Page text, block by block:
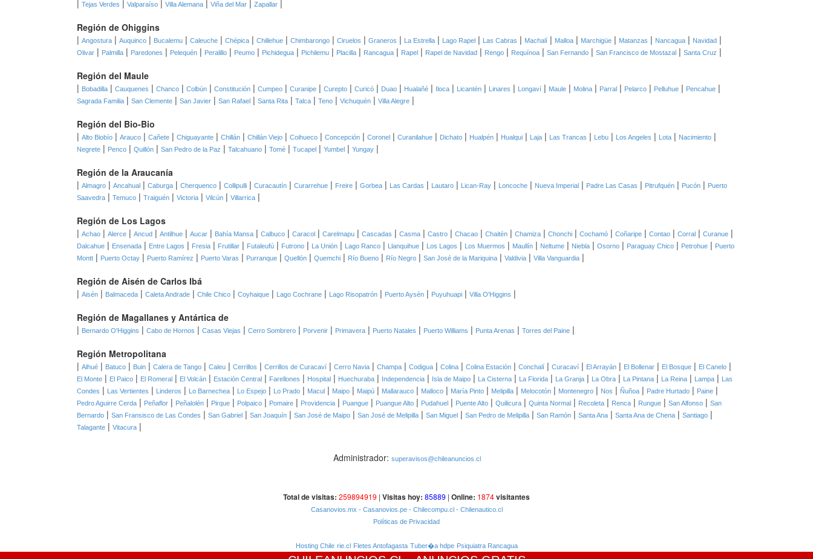
| Tejas Verdes | Valparaíso | Villa Alemana | Viña del Mar | Zapallar |
Región de Ohiggins
| Angostura | Auquinco | Bucalemu | Caleuche | Chépica | Chillehue | Chimbarongo | Ciruelos | Graneros | La Estrella | Lago Rapel | Las Cabras | Machalí | Malloa | Marchigüe | Matanzas | Nancagua | Navidad |
Olivar | Palmilla | Paredones | Pelequén | Peralillo | Peumo | Pichidegua | Pichilemu | Placilla | Rancagua | Rapel | Rapel de Navidad | Rengo | Requínoa | San Fernando | San Francisco de Mostazal | Santa Cruz |
Región del Maule
| Bobadilla | Cauquenes | Chanco | Colbún | Constitución | Cumpeo | Curanipe | Curepto | Curicó | Duao | Hualañé | Iloca | Licantén | Linares | Longaví | Maule | Molina | Parral | Pelarco | Pelluhue | Pencahue |
Sagrada Familia | San Clemente | San Javier | San Rafael | Santa Rita | Talca | Teno | Vichuquén | Villa Alegre |
Región del Bio-Bio
| Alto Biobío | Arauco | Cañete | Chiguayante | Chillán | Chillán Viejo | Coihueco | Concepción | Coronel | Curanilahue | Dichato | Hualpén | Hualqui | Laja | Las Trancas | Lebu | Los Angeles | Lota | Nacimiento |
Negrete | Penco | Quillón | San Pedro de la Paz | Talcahuano | Tomé | Tucapel | Yumbel | Yungay |
Región de la Araucanía
| Almagro | Ancahual | Caburga | Cherquenco | Collipulli | Curacautín | Curarrehue | Freire | Gorbea | Las Cardas | Lautaro | Lican-Ray | Loncoche | Nueva Imperial | Padre Las Casas | Pitrufquén | Pucón | Puerto
Saavedra | Temuco | Traiguén | Victoria | Vilcún | Villarrica |
Región de Los Lagos
| Achao | Alerce | Ancud | Antilhue | Aucar | Bahía Mansa | Calbuco | Caracol | Carelmapu | Cascadas | Casma | Castro | Chacao | Chaitén | Chamiza | Chonchi | Cochamó | Coñaripe | Contao | Corral | Curanue |
Dalcahue | Ensenada | Entre Lagos | Fresia | Frutillar | Futaleufú | Futrono | La Unión | Lago Ranco | Llanquihue | Los Lagos | Los Muermos | Maullín | Neltume | Niebla | Osorno | Paraguay Chico | Petrohue | Puerto
Montt | Puerto Octay | Puerto Ramírez | Puerto Varas | Purranque | Quellón | Quemchi | Río Bueno | Río Negro | San José de la Mariquina | Valdivia | Villa Vanguardia |
Región de Aisén de Carlos Ibá
| Aisén | Balmaceda | Caleta Andrade | Chile Chico | Coyhaique | Lago Cochrane | Lago Risopatrón | Puerto Aysén | Puyuhuapi | Villa O'Higgins |
Región de Magallanes y Antártica de
| Bernardo O'Higgins | Cabo de Hornos | Casas Viejas | Cerro Sombrero | Porvenir | Primavera | Puerto Natales | Puerto Williams | Punta Arenas | Torres del Paine |
Región Metropolitana
| Alhué | Batuco | Buin | Calera de Tango | Caleu | Cerrillos | Cerrillos de Curacaví | Cerro Navia | Champa | Codigua | Colina | Colina Estación | Conchalí | Curacaví | El Arrayán | El Bollenar | El Bosque | El Canelo |
El Monte | El Paico | El Romeral | El Volcán | Estación Central | Farellones | Hospital | Huechuraba | Independencia | Isla de Maipo | La Cisterna | La Florida | La Granja | La Obra | La Pintana | La Reina | Lampa | Las
Condes | Las Vertientes | Linderos | Lo Barnechea | Lo Espejo | Lo Prado | Macul | Maipo | Maipú | Mallarauco | Malloco | María Pinto | Melipilla | Melocotón | Montenegro | Nos | Ñuñoa | Padre Hurtado | Paine |
Pedro Aguirre Cerda | Peñaflor | Peñalolén | Pirque | Polpaico | Pomaire | Providencia | Puangue | Puangue Alto | Pudahuel | Puente Alto | Quilicura | Quinta Normal | Recoleta | Renca | Rungue | San Alfonso | San
Bernardo | San Fransisco de Las Condes | San Gabriel | San Joaquín | San José de Maipo | San José de Melipilla | San Miguel | San Pedro de Melipilla | San Ramón | Santa Ana | Santa Ana de Chena | Santiago |
Talagante | Vitacura |
Administrador: superavisos@chileanuncios.cl
Total de visitas: 259894919 | Visitas hoy: 85889 | Online: 1874visitantes
Casanovios.mx - Casanovios.pe- Chilecompu.cl- Chilenautico.cl
Políticas de Privacidad
Hosting Chile rie.cl Fletes Antofagasta Tuber�a hdpe Psiquiatra Rancagua